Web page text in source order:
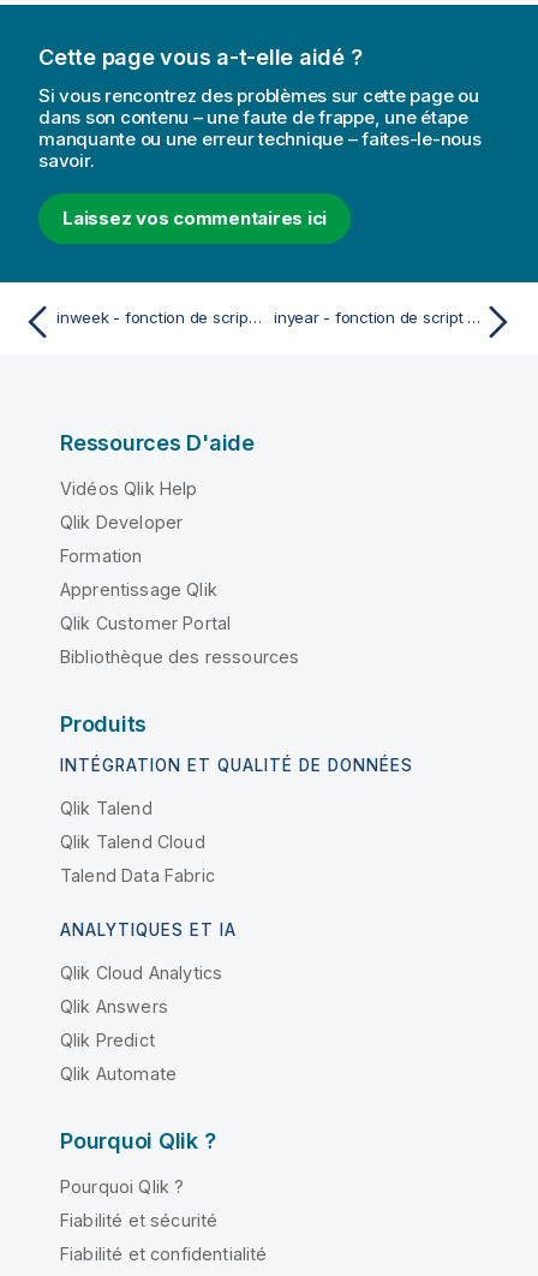
Cette page vous a-t-elle aidé ?
Si vous rencontrez des problèmes sur cette page ou
dans son contenu – une faute de frappe, une étape
manquante ou une erreur technique – faites-le-nous
savoir.
Laissez vos commentaires ici
inweek - fonction de script et fonction de graphique inyear - fonction de script et fonction de graphique
Ressources D'aide
Vidéos Qlik Help
Qlik Developer
Formation
Apprentissage Qlik
Qlik Customer Portal
Bibliothèque des ressources
Produits
INTÉGRATION ET QUALITÉ DE DONNÉES
Qlik Talend
Qlik Talend Cloud
Talend Data Fabric
ANALYTIQUES ET IA
Qlik Cloud Analytics
Qlik Answers
Qlik Predict
Qlik Automate
Pourquoi Qlik ?
Pourquoi Qlik ?
Fiabilité et sécurité
Fiabilité et confidentialité